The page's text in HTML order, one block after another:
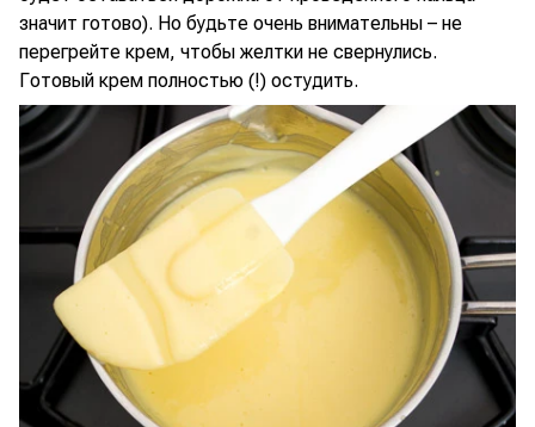
значит готово). Но будьте очень внимательны – не
перегрейте крем, чтобы желтки не свернулись.
Готовый крем полностью (!) остудить.